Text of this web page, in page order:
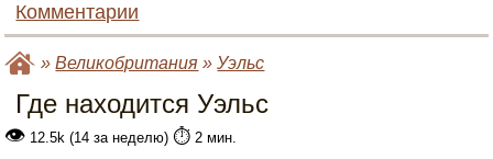
Комментарии
»Великобритания »Уэльс
Где находится Уэльс
👁 12.5k (14 за неделю) ⏱️ 2 мин.